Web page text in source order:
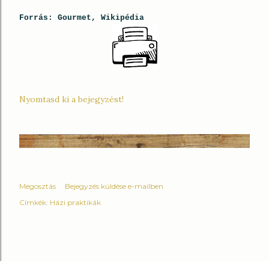
Forrás: Gourmet, Wikipédia
Nyomtasd ki a bejegyzést!
Megosztás
Bejegyzés küldése e-mailben
Címkék: Házi praktikák